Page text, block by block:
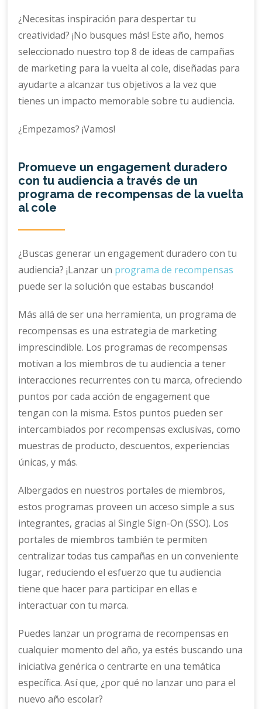
¿Necesitas inspiración para despertar tu
creatividad? ¡No busques más! Este año, hemos
seleccionado nuestro top 8 de ideas de campañas
de marketing para la vuelta al cole, diseñadas para
ayudarte a alcanzar tus objetivos a la vez que
tienes un impacto memorable sobre tu audiencia.
¿Empezamos? ¡Vamos!
Promueve un engagement duradero
con tu audiencia a través de un
programa de recompensas de la vuelta
al cole
¿Buscas generar un engagement duradero con tu
audiencia? ¡Lanzar un programa de recompensas
puede ser la solución que estabas buscando!
Más allá de ser una herramienta, un programa de
recompensas es una estrategia de marketing
imprescindible. Los programas de recompensas
motivan a los miembros de tu audiencia a tener
interacciones recurrentes con tu marca, ofreciendo
puntos por cada acción de engagement que
tengan con la misma. Estos puntos pueden ser
intercambiados por recompensas exclusivas, como
muestras de producto, descuentos, experiencias
únicas, y más.
Albergados en nuestros portales de miembros,
estos programas proveen un acceso simple a sus
integrantes, gracias al Single Sign-On (SSO). Los
portales de miembros también te permiten
centralizar todas tus campañas en un conveniente
lugar, reduciendo el esfuerzo que tu audiencia
tiene que hacer para participar en ellas e
interactuar con tu marca.
Puedes lanzar un programa de recompensas en
cualquier momento del año, ya estés buscando una
iniciativa genérica o centrarte en una temática
específica. Así que, ¿por qué no lanzar uno para el
nuevo año escolar?